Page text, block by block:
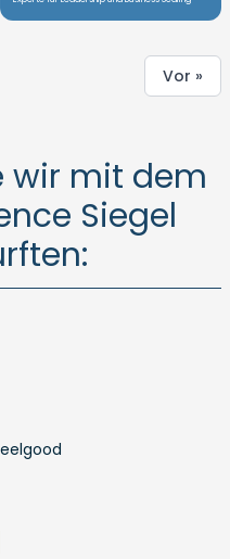
Vor »
wir mit dem
Siegel